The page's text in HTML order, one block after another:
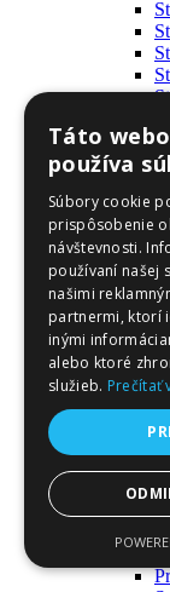
Domáci
Táto
používa
Súbory cookie
prispôsobenie
návštevnosti.
používaní našej
našimi
partnermi, ktorí
inými
alebo ktoré
služieb. Prečítať